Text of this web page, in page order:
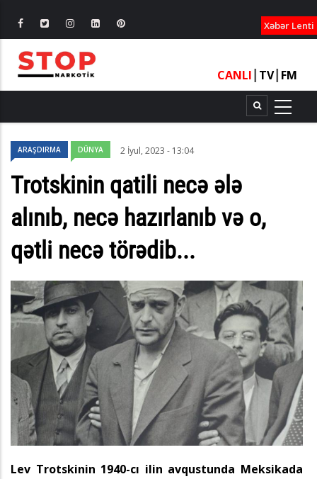
Xəbər Lenti
CANLI TV┃ FM
ARAŞDIRMA DÜNYA 2 İyul, 2023 - 13:04
Trotskinin qatili necə ələ
alınıb, necə hazırlanıb və o,
qətli necə törədib...
Lev Trotskinin 1940-cı ilin avqustunda Meksikada